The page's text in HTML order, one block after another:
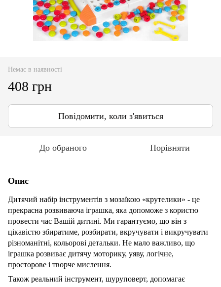
Немає в наявності
408 грн
Повідомити, коли з'явиться
До обраного Порівняти
Опис
Дитячий набір інструментів з мозаїкою «крутелики» - це
прекрасна розвиваюча іграшка, яка допоможе з користю
провести час Вашій дитині. Ми гарантуємо, що він з
цікавістю збиратиме, розбирати, вкручувати і викручувати
різноманітні, кольорові детальки. Не мало важливо, що
іграшка розвиває дитячу моторику, уяву, логічне,
просторове і творче мислення.
Також реальний інструмент, шуруповерт, допомагає